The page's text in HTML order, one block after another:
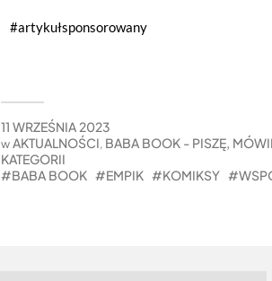
#artykułsponsorowany
11 WRZEŚNIA 2023
wAKTUALNOŚCI, BABA BOOK - PISZĘ,
KATEGORII
BABA BOOK
EMPIK KOMIKSY